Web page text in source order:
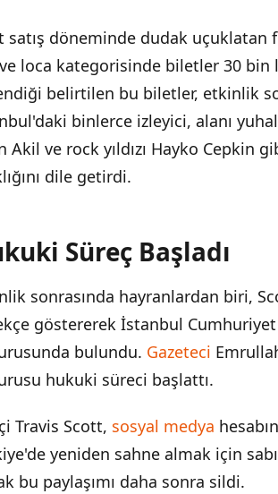
satış döneminde dudak
loca kategorisinde biletler 30 bin
belirtilen bu biletler, etkinlik
binlerce izleyici, alanı
Akil ve rock yıldızı Hayko Cepkin
dile getirdi.
Süreç Başladı
sonrasında hayranlardan biri,
göstererek İstanbul Cumhuriyet
bulundu. Gazeteci
hukuki süreci başlattı.
Travis Scott, sosyal medya
yeniden sahne almak için
bu paylaşımı daha sonra sildi.